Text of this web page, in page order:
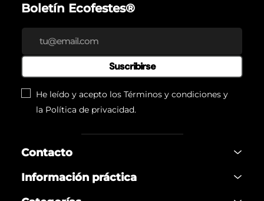
Boletín Ecofestes®
Suscribirse
He leído y acepto los Términos y condiciones y
la Política de privacidad.
Contacto
Información práctica